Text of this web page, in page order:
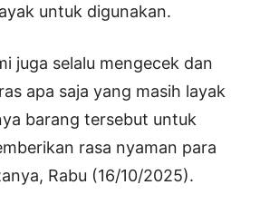
untuk digunakan.
juga selalu mengecek dan
apa saja yang masih layak
barang tersebut untuk
rasa nyaman para
Rabu (16/10/2025).